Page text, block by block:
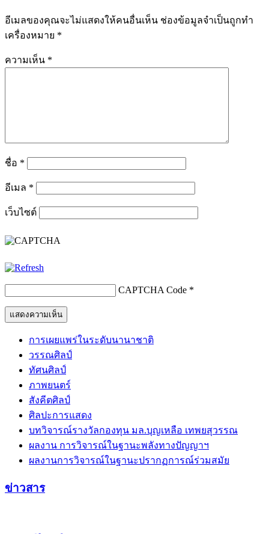
อีเมลของคุณจะไม่แสดงให้คนอื่นเห็น ช่องข้อมูลจำเป็นถูกทำ
เครื่องหมาย *
ความเห็น *
ชื่อ *
อีเมล *
เว็บไซต์
CAPTCHA Code *
การเผยแพร่ในระดับนานาชาติ
วรรณศิลป์
ทัศนศิลป์
ภาพยนตร์
สังคีตศิลป์
ศิลปะการแสดง
บทวิจารณ์รางวัลกองทุน มล.บุญเหลือ เทพยสุวรรณ
ผลงาน การวิจารณ์ในฐานะพลังทางปัญญาฯ
ผลงานการวิจารณ์ในฐานะปรากฏการณ์ร่วมสมัย
ข่าวสาร